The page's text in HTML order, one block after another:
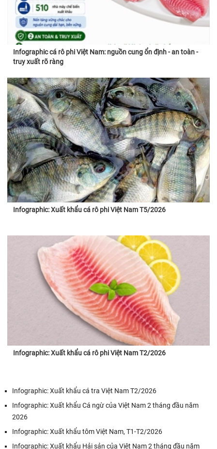
Infographic cá rô phi Việt Nam: nguồn cung ổn định - an toàn -
truy xuất rõ ràng
Infographic: Xuất khẩu cá rô phi Việt Nam T5/2026
Infographic: Xuất khẩu cá rô phi Việt Nam T2/2026
Infographic: Xuất khẩu cá tra Việt Nam T2/2026
Infographic: Xuất khẩu Cá ngừ của Việt Nam 2 tháng đầu năm
2026
Infographic: Xuất khẩu tôm Việt Nam, T1-T2/2026
Infographic: Xuất khẩu Hải sản của Việt Nam 2 tháng đầu năm